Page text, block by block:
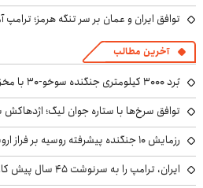
توافق ایران و عمان بر سر تنگه هرمز؛
آخرین مطالب
بُرد ۳۰۰۰ کیلومتری جنگنده سوخو-۳۰ با مخزن سوخت ۹.۶ تُنی
توافق سرخ‌ها با ستاره جوان لیگ؛
رزمایش ۱۰ جنگنده پیشرفته روسیه بر فراز اروپای مرکزی با مهمات واقعی
ایران، ترامپ را به سرنوشت ۴۵ سال پیش کارتر دچار می‌کند